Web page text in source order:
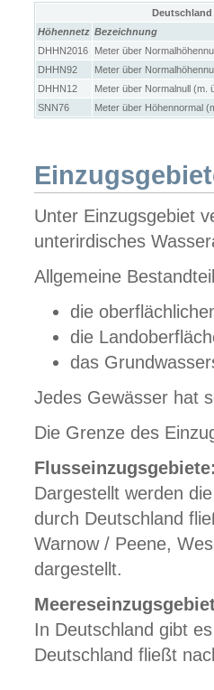
Höhennetz Bezeichnung
DHHN2016
Meter über
DHHN92
Meter über
DHHN12
Meter über Normalnull (m.
SNN76
Meter über Höhennormal
Unter Einzugsgebiet
unterirdisches
Allgemeine
die
die
das
Jedes Gewässer hat
Die Grenze des
Dargestellt werden
durch Deutschland
Warnow / Peene,
dargestellt.
In Deutschland gibt
Deutschland fließt